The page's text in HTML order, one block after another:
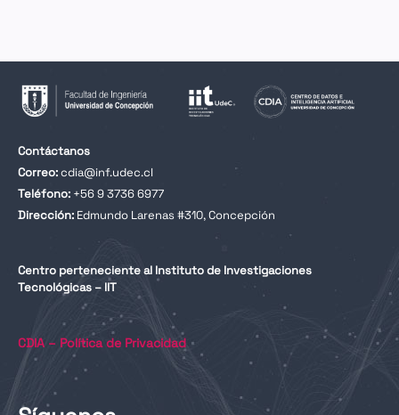
Contáctanos
Correo:cdia@inf.udec.cl
Teléfono: +56 9 3736 6977
Dirección: Edmundo Larenas #310, Concepción
Centro perteneciente al Instituto de Investigaciones
Tecnológicas – IIT
CDIA – Política de Privacidad